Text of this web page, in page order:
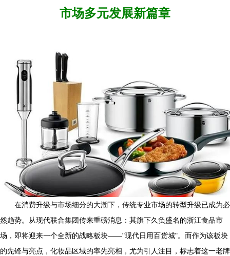
市场多元发展新篇章
在消费升级与市场细分的大潮下，传统专业市场的转型升级已成为必
然趋势。从现代联合集团传来重磅消息：其旗下久负盛名的浙江食品市
场，即将迎来一个全新的战略板块——"现代日用百货城"。而作为该板块
的先锋与亮点，化妆品区域的率先亮相，尤为引人注目，标志着这一老牌